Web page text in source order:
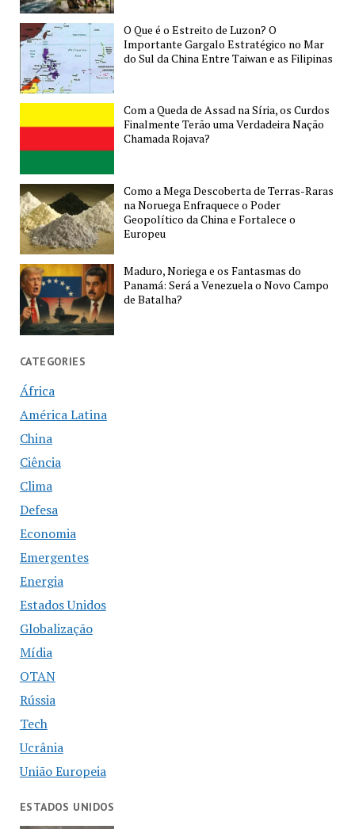
O Que é o Estreito de Luzon? O
Importante Gargalo Estratégico no Mar
do Sul da China Entre Taiwan e as Filipinas
Com a Queda de Assad na Síria, os Curdos
Finalmente Terão uma Verdadeira Nação
Chamada Rojava?
Como a Mega Descoberta de Terras-Raras
na Noruega Enfraquece o Poder
Geopolítico da China e Fortalece o
Europeu
Maduro, Noriega e os Fantasmas do
Panamá: Será a Venezuela o Novo Campo
de Batalha?
CATEGORIES
África
América Latina
China
Ciência
Clima
Defesa
Economia
Emergentes
Energia
Estados Unidos
Globalização
Mídia
OTAN
Rússia
Tech
Ucrânia
União Europeia
ESTADOS UNIDOS